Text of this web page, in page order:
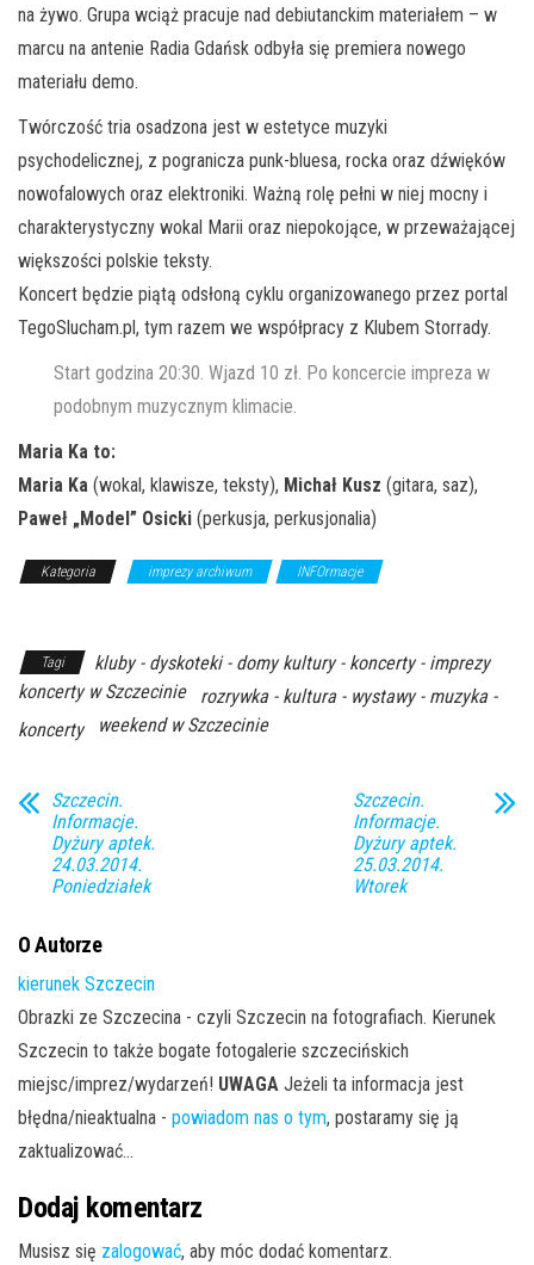
na żywo. Grupa wciąż pracuje nad debiutanckim materiałem – w
marcu na antenie Radia Gdańsk odbyła się premiera nowego
materiału demo.
Twórczość tria osadzona jest w estetyce muzyki
psychodelicznej, z pogranicza punk-bluesa, rocka oraz dźwięków
nowofalowych oraz elektroniki. Ważną rolę pełni w niej mocny i
charakterystyczny wokal Marii oraz niepokojące, w przeważającej
większości polskie teksty.
Koncert będzie piątą odsłoną cyklu organizowanego przez portal
TegoSlucham.pl, tym razem we współpracy z Klubem Storrady.
Start godzina 20:30. Wjazd 10 zł. Po koncercie impreza w
podobnym muzycznym klimacie.
Maria Ka to:
Maria Ka (wokal, klawisze, teksty), Michał Kusz (gitara, saz),
Paweł „Model” Osicki (perkusja, perkusjonalia)
Kategoria imprezy archiwum INFOrmacje
Tagi
kluby - dyskoteki - domy kultury - koncerty - imprezy
koncerty w Szczecinie
rozrywka - kultura - wystawy - muzyka -
koncerty
weekend w Szczecinie
Szczecin.
Informacje.
Dyżury aptek.
24.03.2014.
Poniedziałek
Szczecin.
Informacje.
Dyżury aptek.
25.03.2014.
Wtorek
O Autorze
kierunek Szczecin
Obrazki ze Szczecina - czyli Szczecin na fotografiach. Kierunek
Szczecin to także bogate fotogalerie szczecińskich
miejsc/imprez/wydarzeń! UWAGA Jeżeli ta informacja jest
błędna/nieaktualna - powiadom nas o tym, postaramy się ją
zaktualizować...
Dodaj komentarz
Musisz się zalogować, aby móc dodać komentarz.